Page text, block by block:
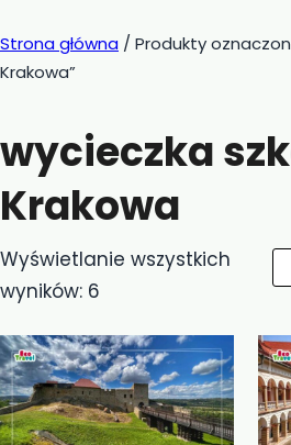
Strona główna / Produkty
Krakowa”
wycieczka
Krakowa
Wyświetlanie wszystkich
wyników: 6